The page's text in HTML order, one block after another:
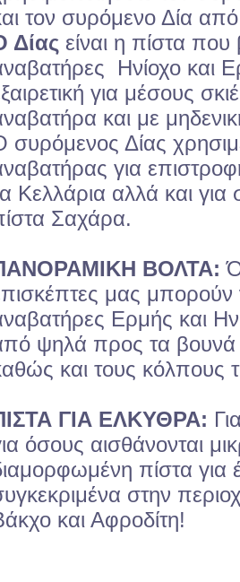
τον συρόμενο Δία
Δίας είναι η πίστα
Ηνίοχο και
για μέσους
και με
συρόμενος Δίας
για
Κελλάρια αλλά και
Σαχάρα.
ΒΟΛΤΑ:
μας
Ερμής και
ψηλά προς τα βουνά
και τους κόλπους
ΓΙΑ ΕΛΚΥΘΡΑ:
όσους αισθάνονται
πίστα για
στην
και Αφροδίτη!